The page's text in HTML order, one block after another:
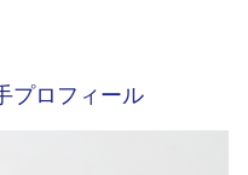
プロフィール